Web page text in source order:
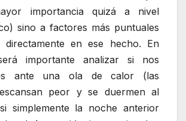
importancia quizá a nivel
sino a factores más puntuales
directamente en ese hecho. En
importante analizar si nos
ante una ola de calor (las
peor y se duermen al
simplemente la noche anterior